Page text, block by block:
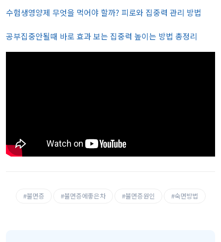
수험생영양제 무엇을 먹어야 할까? 피로와 집중력 관리 방법
공부집중안될때 바로 효과 보는 집중력 높이는 방법 총정리
#불면증 #불면증에좋은차 #불면증원인 #숙면방법